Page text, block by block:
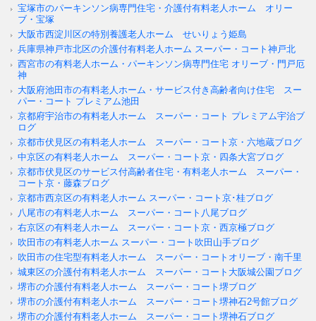
宝塚市のパーキンソン病専門住宅・介護付有料老人ホーム オリー
ブ・宝塚
大阪市西淀川区の特別養護老人ホーム せいりょう姫島
兵庫県神戸市北区の介護付有料老人ホーム スーパー・コート神戸北
西宮市の有料老人ホーム・パーキンソン病専門住宅 オリーブ・門戸厄
神
大阪府池田市の有料老人ホーム・サービス付き高齢者向け住宅 スー
パー・コート プレミアム池田
京都府宇治市の有料老人ホーム スーパー・コート プレミアム宇治ブ
ログ
京都市伏見区の有料老人ホーム スーパー・コート京・六地蔵ブログ
中京区の有料老人ホーム スーパー・コート京・四条大宮ブログ
京都市伏見区のサービス付高齢者住宅・有料老人ホーム スーパー・
コート京・藤森ブログ
京都市西京区の有料老人ホーム スーパー・コート京･桂ブログ
八尾市の有料老人ホーム スーパー・コート八尾ブログ
右京区の有料老人ホーム スーパー・コート京・西京極ブログ
吹田市の有料老人ホーム スーパー・コート吹田山手ブログ
吹田市の住宅型有料老人ホーム スーパー・コートオリーブ・南千里
城東区の介護付有料老人ホーム スーパー・コート大阪城公園ブログ
堺市の介護付有料老人ホーム スーパー・コート堺ブログ
堺市の介護付有料老人ホーム スーパー・コート堺神石2号館ブログ
堺市の介護付有料老人ホーム スーパー・コート堺神石ブログ